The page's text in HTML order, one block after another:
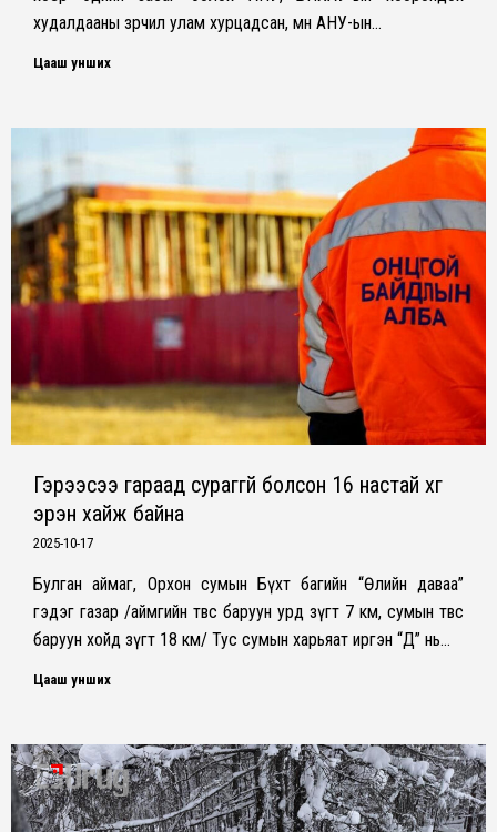
худалдааны зөрчил улам хурцадсан, мөн АНУ-ын…
Цааш унших
Гэрээсээ гараад сураггүй болсон 16 настай хүүг
эрэн хайж байна
2025-10-17
Булган аймаг, Орхон сумын Бүхт багийн “Өлийн даваа”
гэдэг газар /аймгийн төвөөс баруун урд зүгт 7 км, сумын төвөөс
баруун хойд зүгт 18 км/ Тус сумын харьяат иргэн “Д” нь…
Цааш унших